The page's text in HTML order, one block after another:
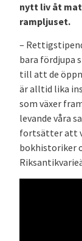
nytt liv åt
rampljuset.
–
bara fördjupa
till att de
är alltid lika
som växer
levande våra
fortsätter att
bokhistoriker